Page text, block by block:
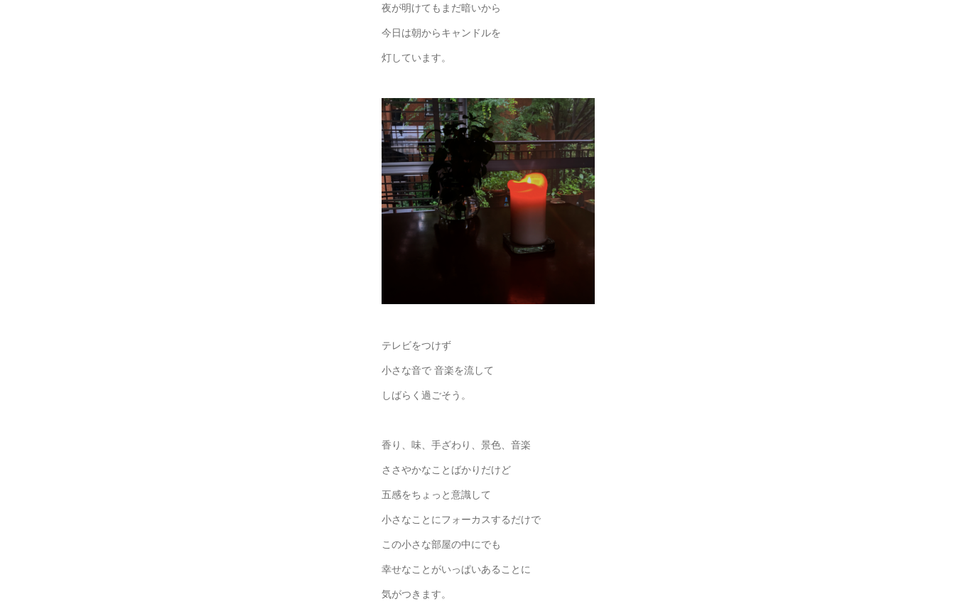
夜が明けてもまだ暗いから
今日は朝からキャンドルを
灯しています。
テレビをつけず
小さな音で 音楽を流して
しばらく過ごそう。
香り、味、手ざわり、景色、音楽
ささやかなことばかりだけど
五感をちょっと意識して
小さなことにフォーカスするだけで
この小さな部屋の中にでも
幸せなことがいっぱいあることに
気がつきます。